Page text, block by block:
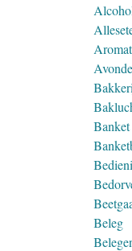
Beleg